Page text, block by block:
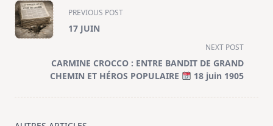
<span
class="nav-
subtitle
text">Page</span>
PREVIOUS POST
17 JUIN
NEXT POST
CARMINE CROCCO : ENTRE BANDIT DE GRAND
CHEMIN ET HÉROS POPULAIRE
18 juin 1905